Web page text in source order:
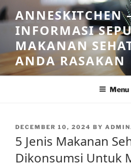
Skip
to
content
ANNESKITCHEN
INFORMASI
MAKANAN
ANDA RASAKAN
Menu
POSTED
DECEMBER 10, 2024 BY
5 Jenis Makanan
Dikonsumsi Untuk